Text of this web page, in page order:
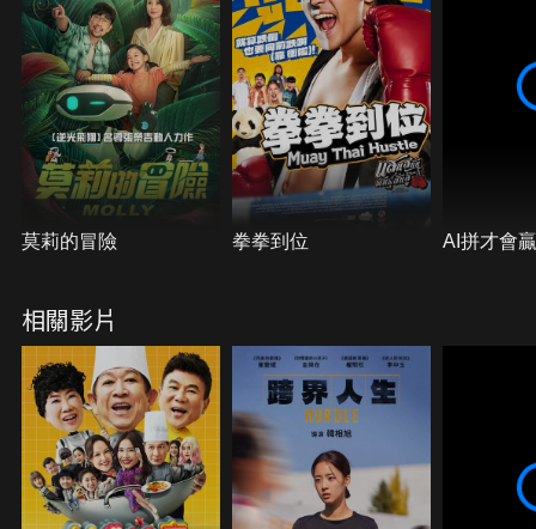
莫莉的冒險 拳拳到位 AI拼才會贏
相關影片